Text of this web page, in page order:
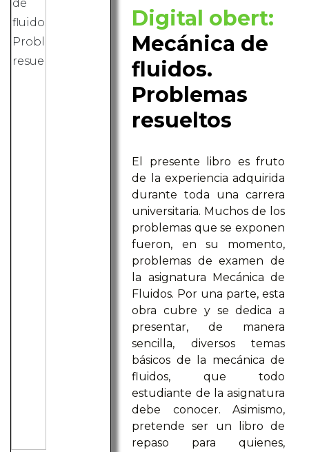
Digital obert:
Mecánica de
fluidos.
Problemas
resueltos
El presente libro es fruto
de la experiencia adquirida
durante toda una carrera
universitaria. Muchos de los
problemas que se exponen
fueron, en su momento,
problemas de examen de
la asignatura Mecánica de
Fluidos. Por una parte, esta
obra cubre y se dedica a
presentar, de manera
sencilla, diversos temas
básicos de la mecánica de
fluidos, que todo
estudiante de la asignatura
debe conocer. Asimismo,
pretende ser un libro de
repaso para quienes,